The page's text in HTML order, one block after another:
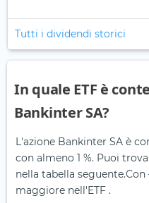
Tutti i dividendi storici
In quale ETF è
Bankinter SA?
L'azione Bankinter SA è
con almeno 1 %. Puoi
nella tabella seguente.Con
maggiore nell'ETF .